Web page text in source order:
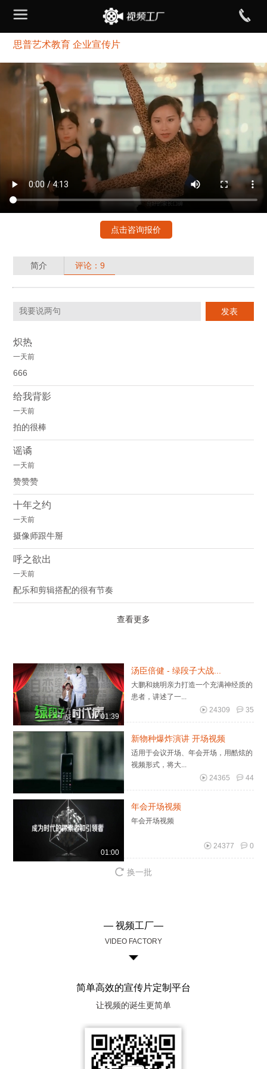
思普艺术教育 企业宣传片
点击咨询报价
简介 评论：9
炽热
一天前
666
给我背影
一天前
拍的很棒
谣谲
一天前
赞赞赞
十年之约
一天前
摄像师跟牛掰
呼之欲出
一天前
配乐和剪辑搭配的很有节奏
查看更多
01:39
汤臣倍健 - 绿段子大战...
大鹏和姚明亲力打造一个充满神经质的
患者，讲述了一...
35
24309
新物种爆炸演讲 开场视频
适用于会议开场、年会开场，用酷炫的
视频形式，将大...
44
24365
01:00
年会开场视频
年会开场视频
0
24377
换一批
— 视频工厂—
VIDEO FACTORY
简单高效的宣传片定制平台
让视频的诞生更简单